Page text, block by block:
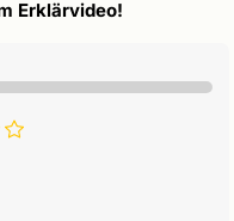
Erklärvideo!